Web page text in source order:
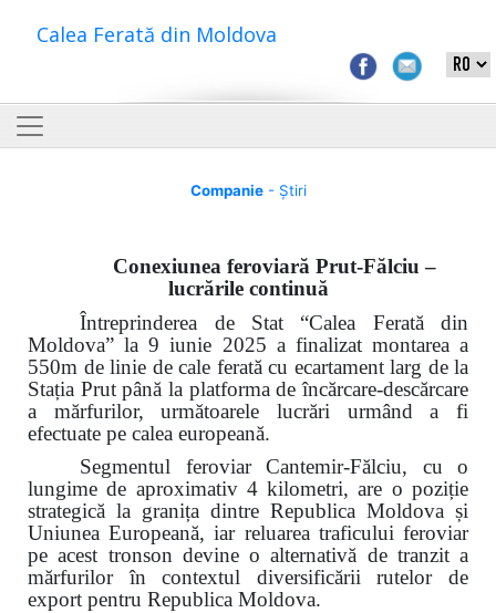
Calea Ferată din Moldova
Companie- Știri
Conexiunea feroviară Prut-Fălciu –
lucrările continuă
Întreprinderea de Stat “Calea Ferată din
Moldova” la 9 iunie 2025 a finalizat montarea a
550m de linie de cale ferată cu ecartament larg de la
Stația Prut până la platforma de încărcare-descărcare
a mărfurilor, următoarele lucrări urmând a fi
efectuate pe calea europeană.
Segmentul feroviar Cantemir-Fălciu, cu o
lungime de aproximativ 4 kilometri, are o poziție
strategică la granița dintre Republica Moldova și
Uniunea Europeană, iar reluarea traficului feroviar
pe acest tronson devine o alternativă de tranzit a
mărfurilor în contextul diversificării rutelor de
export pentru Republica Moldova.